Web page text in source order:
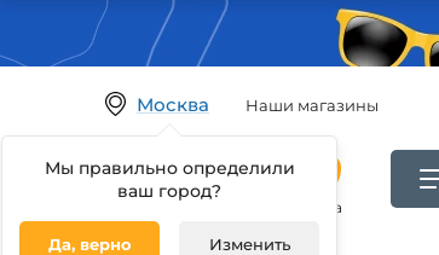
Москва
Мы правильно определили
ваш город?
Да, верно Изменить
Наши магазины
Гипермаркет товаров для дома